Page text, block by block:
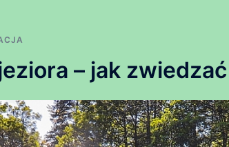
– jak zwiedzać